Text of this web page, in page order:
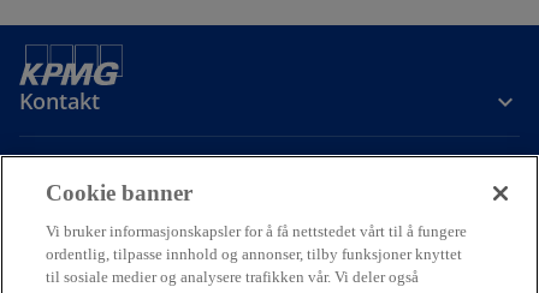
Kontakt
Om oss
Karriere
Cookie banner
Vi bruker informasjonskapsler for å få nettstedet vårt til å fungere
ordentlig, tilpasse innhold og annonser, tilby funksjoner knyttet
til sosiale medier og analysere trafikken vår. Vi deler også